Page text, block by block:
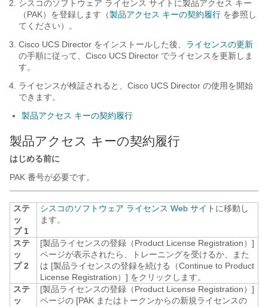
シスコのソフトウェア ライセンス サイトに製品アクセス キー
（PAK）を登録します（製品アクセス キーの契約履行 を参照し
てください）。
Cisco UCS Director をインストールした後、 ライセンスの更新
の手順に従って、 Cisco UCS Director でライセンスを更新しま
す。
ライセンスが検証されると、 Cisco UCS Director の使用を開始
できます。
製品アクセス キーの契約履行
製品アクセス キーの契約履行
はじめる前に
PAK 番号が必要です。
ステ
ッ
プ 1
シスコのソフトウェア ライセンス Web サイト に移動し
ます。
ステ
ッ
プ 2
[製品ライセンスの登録（Product License Registration）]
ページが表示されたら、トレーニングを受けるか、また
は [製品ライセンスの登録を続ける（Continue to Product
License Registration）] をクリックします。
ステ
ッ
[製品ライセンスの登録（Product License Registration）]
ページの [PAK またはトークンからの新規ライセンスの